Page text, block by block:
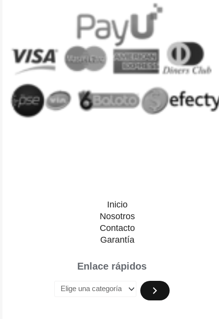
Inicio
Nosotros
Contacto
Garantía
Enlace rápidos